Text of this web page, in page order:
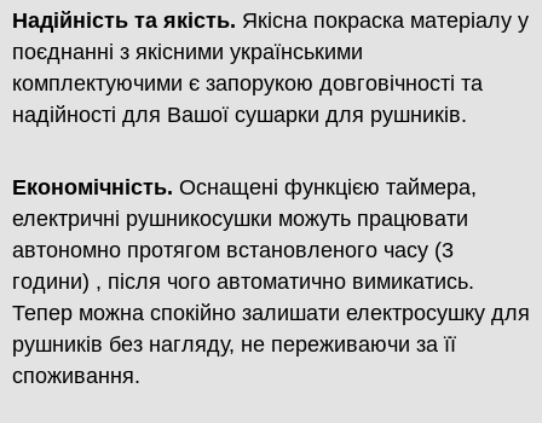
Надійність та якість. Якісна покраска матеріалу у
поєднанні з якісними українськими
комплектуючими є запорукою довговічності та
надійності для Вашої сушарки для рушників.
Економічність. Оснащені функцією таймера,
електричні рушникосушки можуть працювати
автономно протягом встановленого часу (3
години) , після чого автоматично вимикатись.
Тепер можна спокійно залишати електросушку для
рушників без нагляду, не переживаючи за її
споживання.